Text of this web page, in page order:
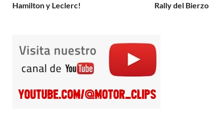
Hamilton y Leclerc! Rally del Bierzo